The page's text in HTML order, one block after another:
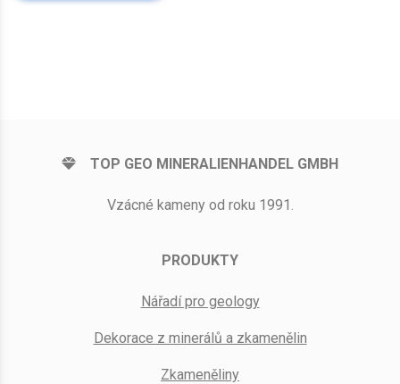
TOP GEO MINERALIENHANDEL GMBH
Vzácné kameny od roku 1991.
PRODUKTY
Nářadí pro geology
Dekorace z minerálů a zkamenělin
Zkameněliny